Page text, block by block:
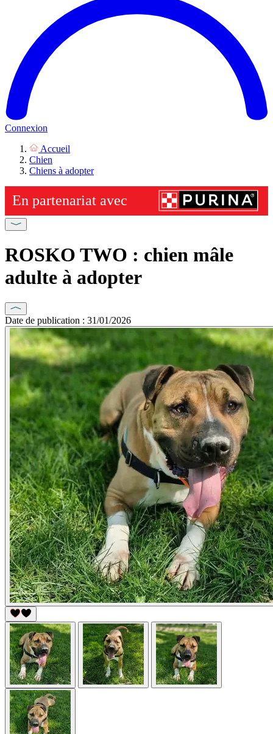
Connexion
Accueil
Chien
Chiens à adopter
ROSKO TWO : chien mâle
adulte à adopter
Date de publication : 31/01/2026